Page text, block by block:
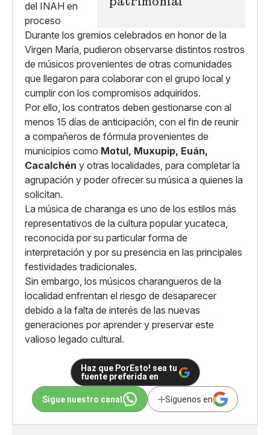
Durante los gremios celebrados en honor de la
Virgen María, pudieron observarse distintos rostros
de músicos provenientes de otras comunidades
que llegaron para colaborar con el grupo local y
cumplir con los compromisos adquiridos.
Por ello, los contratos deben gestionarse con al
menos 15 días de anticipación, con el fin de reunir
a compañeros de fórmula provenientes de
municipios como Motul, Muxupip, Euán,
Cacalchén y otras localidades, para completar la
agrupación y poder ofrecer su música a quienes la
solicitan.
La música de charanga es uno de los estilos más
representativos de la cultura popular yucateca,
reconocida por su particular forma de
interpretación y por su presencia en las principales
festividades tradicionales.
Sin embargo, los músicos charangueros de la
localidad enfrentan el riesgo de desaparecer
debido a la falta de interés de las nuevas
generaciones por aprender y preservar este
valioso legado cultural.
Haz que PorEsto! sea tu
fuente preferida en
Sigue nuestro canal Síguenos en